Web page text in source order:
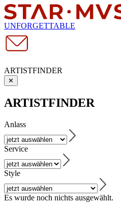
UNFORGETTABLE
ARTISTFINDER
✕
ARTISTFINDER
Anlass
Service
Style
Es wurde noch nichts ausgewählt.